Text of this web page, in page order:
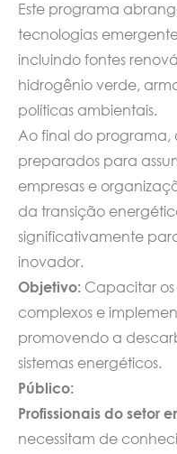
Este programa
tecnologias
incluindo fontes
hidrogênio verde,
políticas ambientais.
Ao final do programa,
preparados para
empresas e
da transição
significativamente
inovador.
Objetivo: Capacitar
complexos e
promovendo a
sistemas energéticos.
Público:
Profissionais do setor
necessitam de